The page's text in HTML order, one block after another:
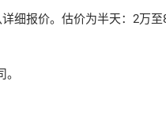
细报价。估价为半天：2万